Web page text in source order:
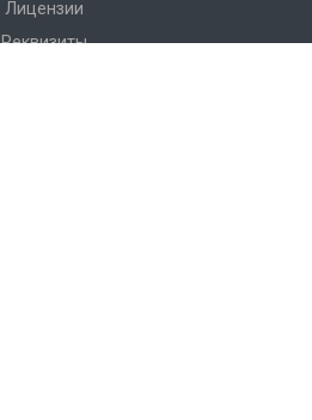
Лицензии
Реквизиты